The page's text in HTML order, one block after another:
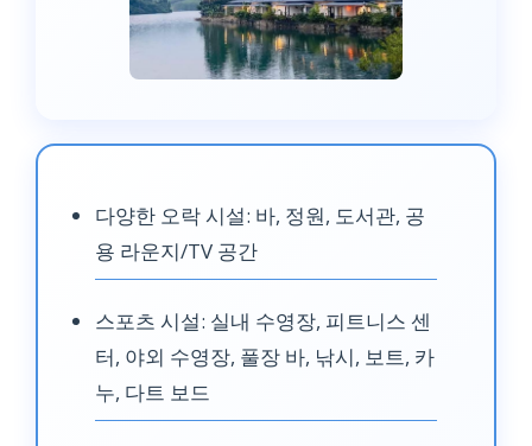
다양한 오락 시설: 바, 정원, 도서관, 공
용 라운지/TV 공간
스포츠 시설: 실내 수영장, 피트니스 센
터, 야외 수영장, 풀장 바, 낚시, 보트, 카
누, 다트 보드